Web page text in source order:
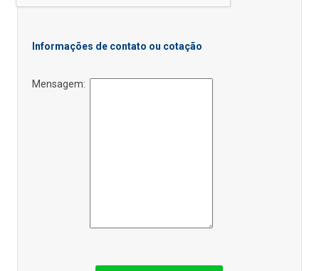
Informações de contato ou cotação
Mensagem: